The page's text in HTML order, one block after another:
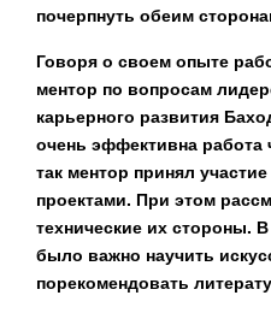
почерпнуть обеим
Говоря о своем опыте
ментор по вопросам
карьерного развития
очень эффективна работа
так ментор принял
проектами. При этом
технические их стороны.
было важно научить
порекомендовать